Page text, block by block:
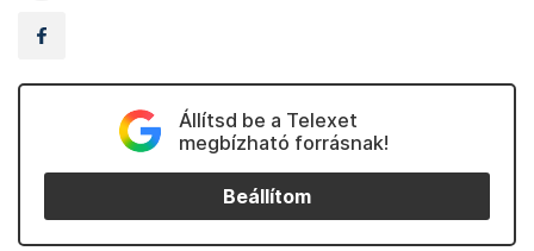
Állítsd be a Telexet
megbízható forrásnak!
Beállítom